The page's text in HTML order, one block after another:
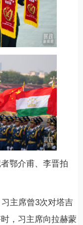
鄂介甫、李晋拍
主席曾3次对塔吉
，习主席向拉赫蒙